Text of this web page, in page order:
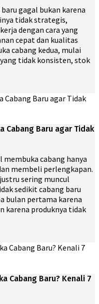
gagal bukan karena
tidak strategis,
dengan cara yang
cepat dan kualitas
cabang kedua, mulai
tidak konsisten, stok
Cabang Baru agar Tidak
cabang hanya
membeli perlengkapan.
sering muncul
sedikit cabang baru
bulan pertama karena
karena produknya tidak
Cabang Baru? Kenali 7